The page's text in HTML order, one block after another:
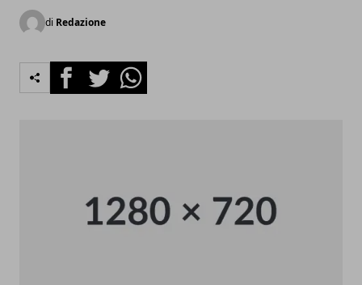
di Redazione
FacebookTwitterWhatsapp